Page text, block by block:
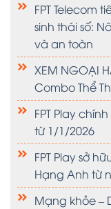
FPT Telecom
sinh thái số:
và an toàn
XEM NGOẠI
Combo Thể
FPT Play
từ 1/1/2026
FPT Play sở
Hạng Anh từ
Mạng khỏe –